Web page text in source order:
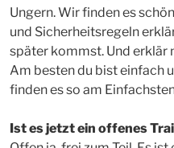
Ungern. Wir finden es
und Sicherheitsregeln
später kommst. Und erklär
Am besten du bist einfach
finden es so am
Ist es jetzt ein offenes